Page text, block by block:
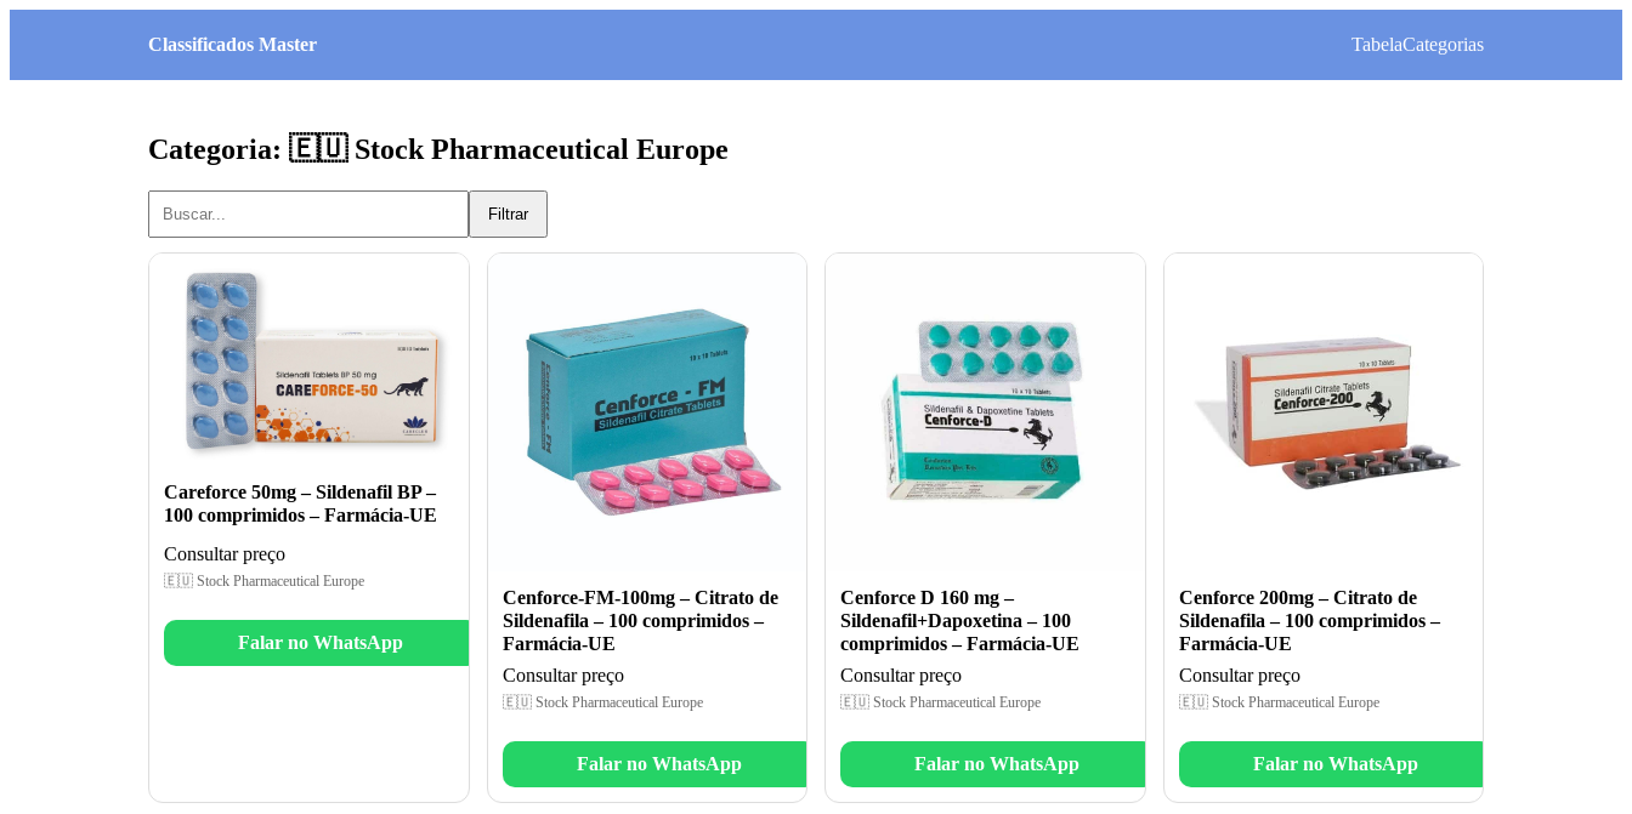
Classificados Master TabelaCategorias
Categoria: 🇪🇺 Stock Pharmaceutical Europe
Filtrar
Careforce 50mg – Sildenafil BP –
100 comprimidos – Farmácia-UE
Consultar preço
🇪🇺 Stock Pharmaceutical Europe
Falar no WhatsApp
Cenforce-FM-100mg – Citrato de
Sildenafila – 100 comprimidos –
Farmácia-UE
Consultar preço
🇪🇺 Stock Pharmaceutical Europe
Falar no WhatsApp
Cenforce D 160 mg –
Sildenafil+Dapoxetina – 100
comprimidos – Farmácia-UE
Consultar preço
🇪🇺 Stock Pharmaceutical Europe
Falar no WhatsApp
Cenforce 200mg – Citrato de
Sildenafila – 100 comprimidos –
Farmácia-UE
Consultar preço
🇪🇺 Stock Pharmaceutical Europe
Falar no WhatsApp